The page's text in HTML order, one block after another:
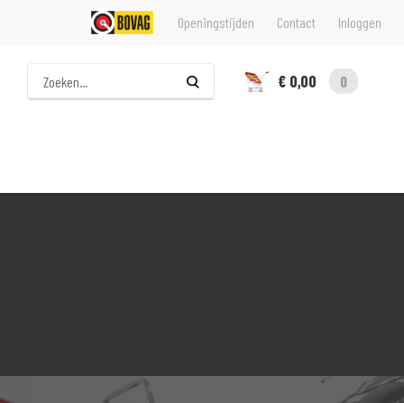
Openingstijden Contact Inloggen
Zoeken
€ 0,00
0